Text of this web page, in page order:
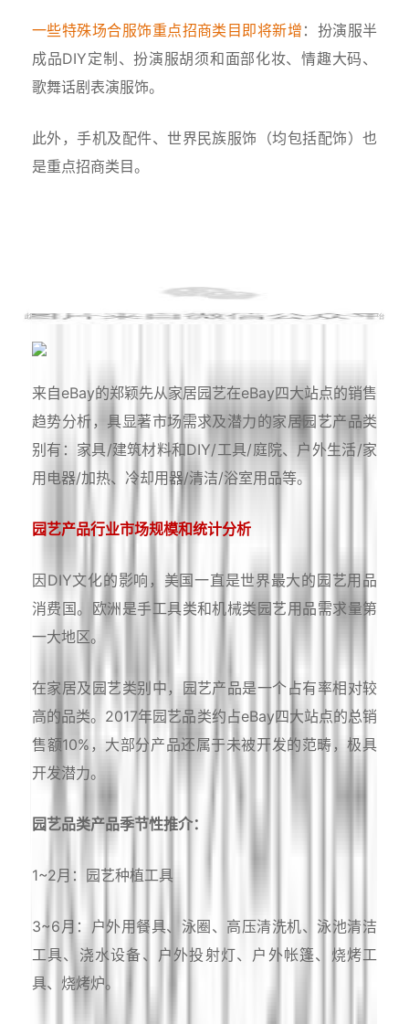
一些特殊场合服饰重点招商类目即将新增 ：扮演服半
成品DIY定制、扮演服胡须和面部化妆、情趣大码、
歌舞话剧表演服饰。
此外，手机及配件、世界民族服饰（均包括配饰）也
是重点招商类目。
来自eBay的郑颖先从家居园艺在eBay四大站点的销售
趋势分析，具显著市场需求及潜力的家居园艺产品类
别有：家具/建筑材料和DIY/工具/庭院、户外生活/家
用电器/加热、冷却用器/清洁/浴室用品等。
园艺产品行业市场规模和统计分析
因DIY文化的影响，美国一直是世界最大的园艺用品
消费国。欧洲是手工具类和机械类园艺用品需求量第
一大地区。
在家居及园艺类别中，园艺产品是一个占有率相对较
高的品类。2017年园艺品类约占eBay四大站点的总销
售额10%，大部分产品还属于未被开发的范畴，极具
开发潜力。
园艺品类产品季节性推介：
1~2月：园艺种植工具
3~6月：户外用餐具、泳圈、高压清洗机、泳池清洁
工具、浇水设备、户外投射灯、户外帐篷、烧烤工
具、烧烤炉。